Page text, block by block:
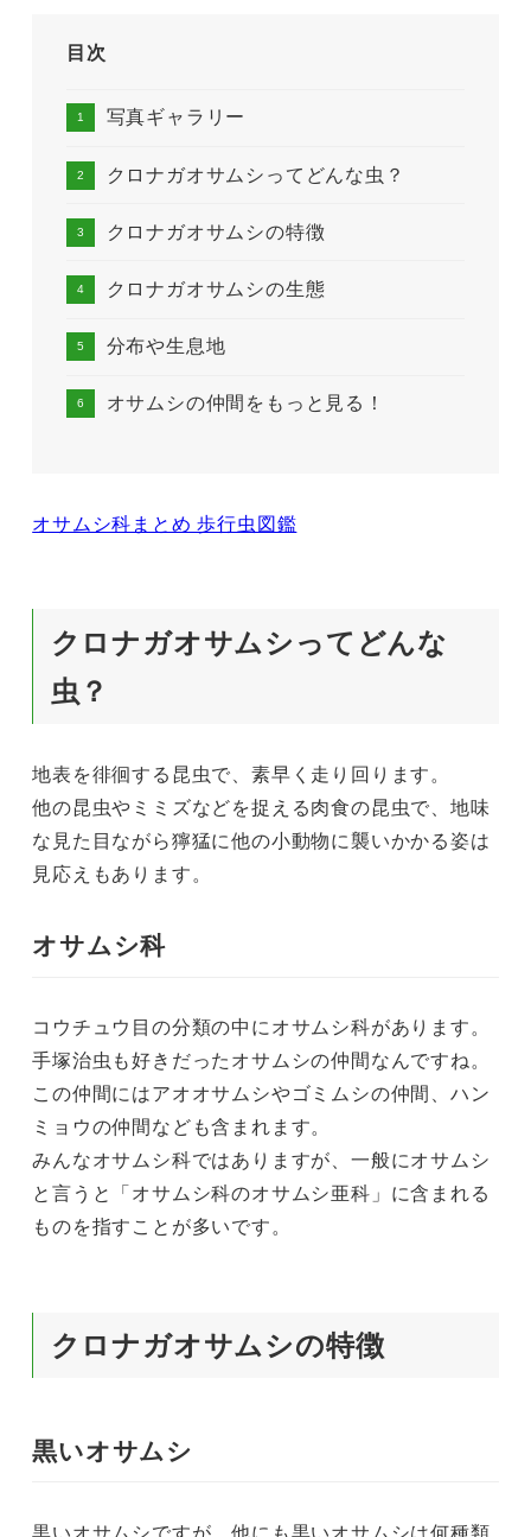
目次
写真ギャラリー
クロナガオサムシってどんな虫？
クロナガオサムシの特徴
クロナガオサムシの生態
分布や生息地
オサムシの仲間をもっと見る！
オサムシ科まとめ 歩行虫図鑑
クロナガオサムシってどんな
虫？
地表を徘徊する昆虫で、素早く走り回ります。
他の昆虫やミミズなどを捉える肉食の昆虫で、地味
な見た目ながら獰猛に他の小動物に襲いかかる姿は
見応えもあります。
オサムシ科
コウチュウ目の分類の中にオサムシ科があります。
手塚治虫も好きだったオサムシの仲間なんですね。
この仲間にはアオオサムシやゴミムシの仲間、ハン
ミョウの仲間なども含まれます。
みんなオサムシ科ではありますが、一般にオサムシ
と言うと「オサムシ科のオサムシ亜科」に含まれる
ものを指すことが多いです。
クロナガオサムシの特徴
黒いオサムシ
黒いオサムシですが、他にも黒いオサムシは何種類